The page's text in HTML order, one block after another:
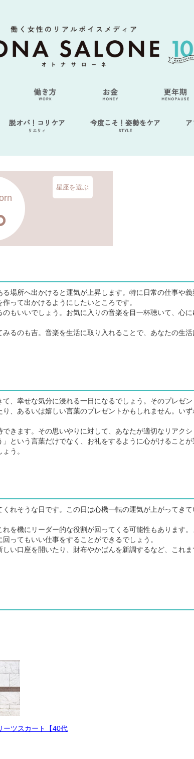
脱オバ！コリケア
リエリィ
今度こそ！姿勢をケア
STYLE
星座を選ぶ
場所へ出かけると運気が上昇します。特に日常の仕事や義
って出かけるようにしたいところです。
もいいでしょう。お気に入りの音楽を目一杯聴いて、心に
るのも吉。音楽を生活に取り入れることで、あなたの生活
、幸せな気分に浸れる一日になるでしょう。そのプレゼン
、あるいは嬉しい言葉のプレゼントかもしれません。いず
きます。その思いやりに対して、あなたが適切なリアクシ
という言葉だけでなく、お礼をするように心がけることが
う。
れそうな日です。この日は心機一転の運気が上がってきて
を機にリーダー的な役割が回ってくる可能性もあります。
ってもいい仕事をすることができるでしょう。
い口座を開いたり、財布やかばんを新調するなど、これま
ーツスカート【40代